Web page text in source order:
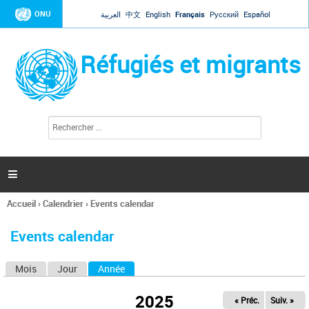
Jump to navigation
ONU العربية 中文 English Français Русский Español
Réfugiés et migrants
l
c
h
e

Vous
ici
Accueil›Calendrier› Events calendar
Events calendar
Mois Jour Année
2025 « Préc. Suiv. »